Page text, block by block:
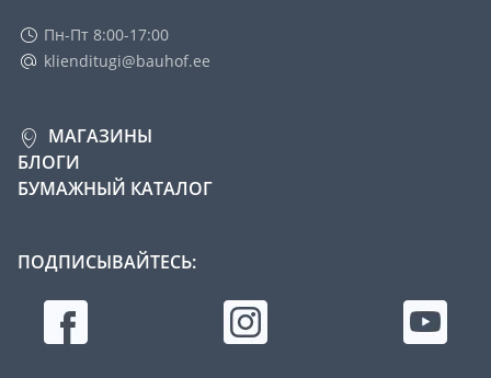
Пн-Пт 8:00-17:00
klienditugi@bauhof.ee
МАГАЗИНЫ
БЛОГИ
БУМАЖНЫЙ КАТАЛОГ
ПОДПИСЫВАЙТЕСЬ: